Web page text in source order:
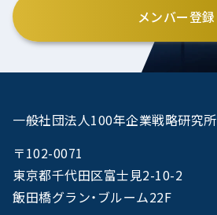
メンバー登録
一般社団法人100年企業戦略研究所
〒102-0071
東京都千代田区富士見2-10-2
飯田橋グラン・ブルーム22F